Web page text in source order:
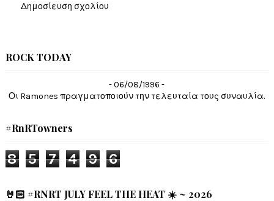
Δημοσίευση σχολίου
ROCK TODAY
- 06/08/1996 -
Οι Ramones πραγματοποιούν την τελευταία τους συναυλία.
#RnRTowners
8 5 7 4 9 6
🤘🏻 #RNRT JULY FEEL THE HEAT ☀️ ~ 2026